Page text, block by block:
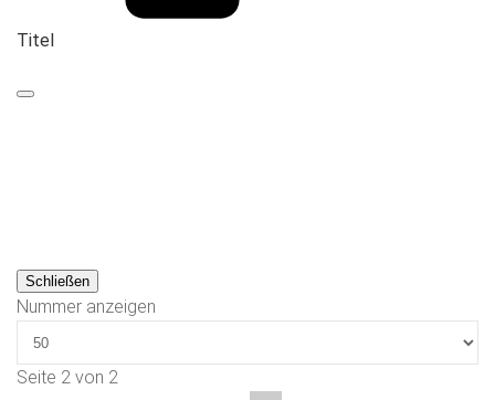
Titel
Schließen
Nummer anzeigen
Seite 2 von 2